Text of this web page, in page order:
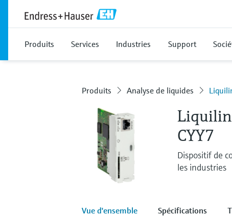
Produits Services Industries Support
Produits Analyse de liquides
CYY7
Dispositif de
les industries
Vue d'ensemble Spécifications